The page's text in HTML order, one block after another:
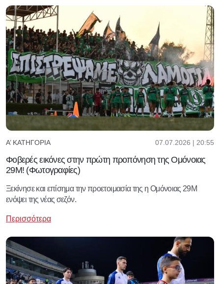
Α’ ΚΑΤΗΓΟΡΊΑ 07.07.2026 | 20:55
Φοβερές εικόνες στην πρώτη προπόνηση της Ομόνοιας
29Μ! (Φωτογραφίες)
Ξεκίνησε και επίσημα την προετοιμασία της η Ομόνοιας 29Μ
ενόψει της νέας σεζόν.
Περισσότερα